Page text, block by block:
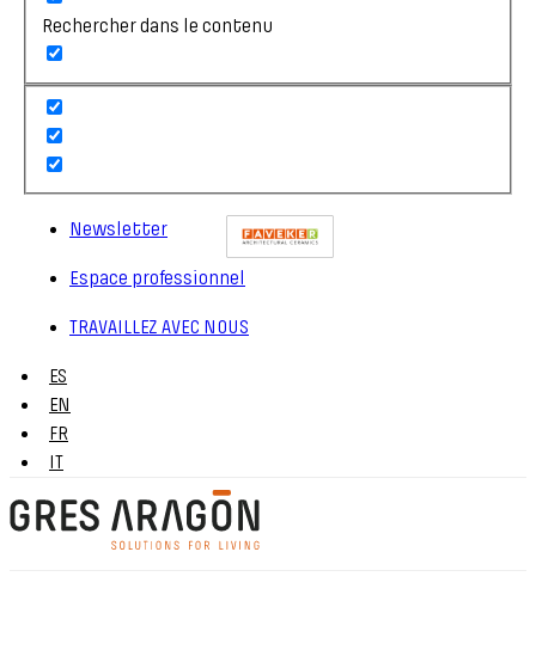
Rechercher dans le contenu
Newsletter
Espace professionnel
TRAVAILLEZ AVEC NOUS
ES
EN
FR
IT